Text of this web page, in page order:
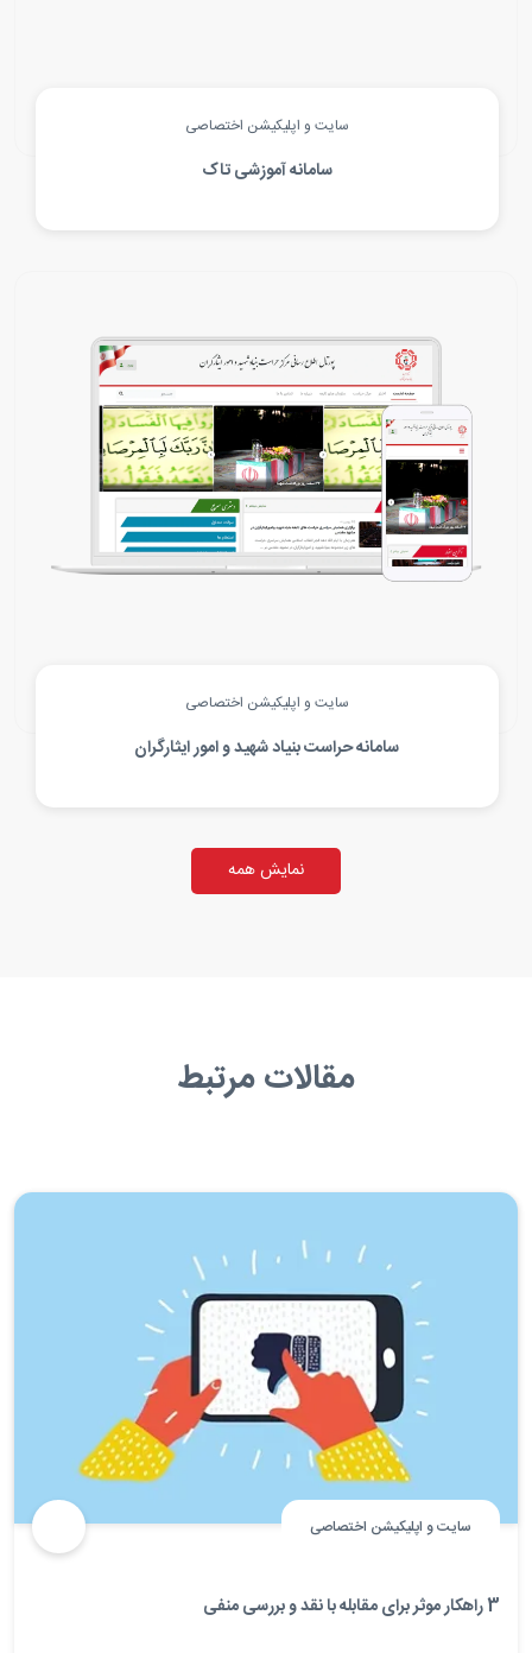
سایت و اپلیکیشن اختصاصی
سامانه آموزشی تاک
سایت و اپلیکیشن اختصاصی
سامانه حراست بنیاد شهید و امور ایثارگران
نمایش همه
مقالات مرتبط
سایت و اپلیکیشن اختصاصی
3 راهکار موثر برای مقابله با نقد و بررسی منفی